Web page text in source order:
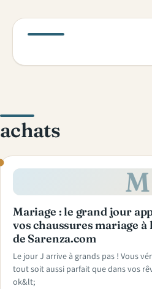
achats
M
Mariage : le grand jour
vos chaussures mariage
de Sarenza.com
Le jour J arrive à grands pas ! Vous
tout soit aussi parfait que dans vos
ok&lt;